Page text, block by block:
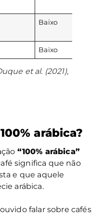
Baixo
Baixo
et al. (2021),
arábica?
“100% arábica”
significa que não
e que aquele
arábica.
falar sobre cafés